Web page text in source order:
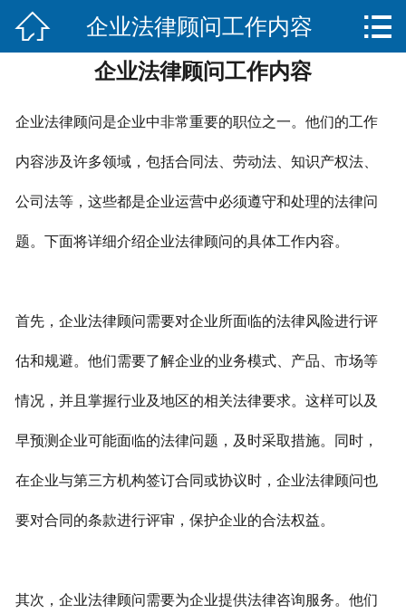
 网站首页
关于我们
服务项目
法律法规知识
合作伙伴
联系我们
 企业法律顾问工作内容 
企业法律顾问工作内容
企业法律顾问是企业中非常重要的职位之一。他们的工作
内容涉及许多领域，包括合同法、劳动法、知识产权法、
公司法等，这些都是企业运营中必须遵守和处理的法律问
题。下面将详细介绍企业法律顾问的具体工作内容。
首先，企业法律顾问需要对企业所面临的法律风险进行评
估和规避。他们需要了解企业的业务模式、产品、市场等
情况，并且掌握行业及地区的相关法律要求。这样可以及
早预测企业可能面临的法律问题，及时采取措施。同时，
在企业与第三方机构签订合同或协议时，企业法律顾问也
要对合同的条款进行评审，保护企业的合法权益。
其次，企业法律顾问需要为企业提供法律咨询服务。他们